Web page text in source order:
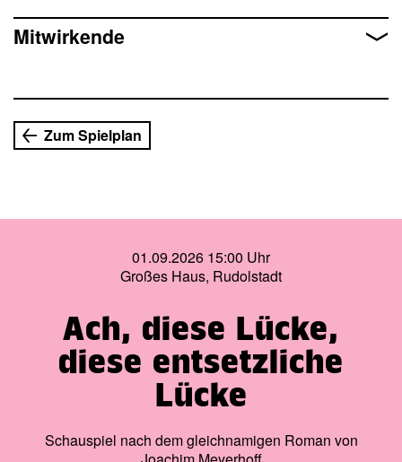
Mitwirkende
Zum Spielplan
01.09.2026 15:00 Uhr
Großes Haus, Rudolstadt
Ach, diese Lücke,
diese entsetzliche
Lücke
Schauspiel nach dem gleichnamigen Roman von